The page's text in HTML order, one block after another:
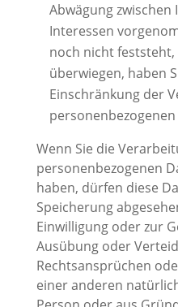
Abwägung
Interessen
noch nicht feststeht,
überwiegen, haben
Einschränkung der
Wenn Sie die
personenbezogenen
haben, dürfen diese
Speicherung
Einwilligung oder zur
Ausübung oder
Rechtsansprüchen
einer anderen